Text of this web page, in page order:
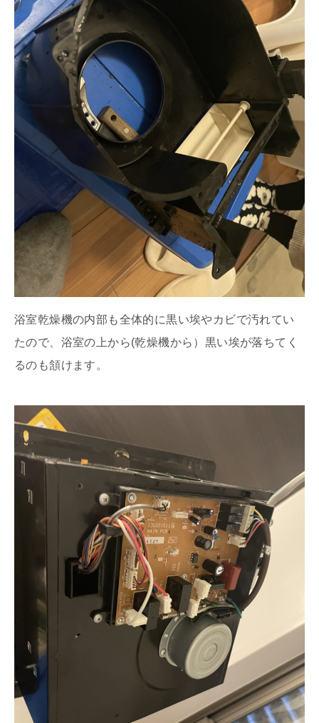
浴室乾燥機の内部も全体的に黒い埃やカビで汚れてい
たので、浴室の上から(乾燥機から）黒い埃が落ちてく
るのも頷けます。